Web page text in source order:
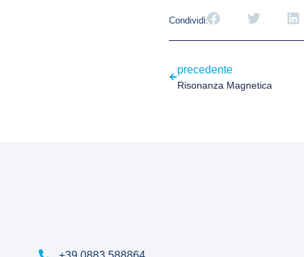
Condividi:
precedente
Risonanza Magnetica